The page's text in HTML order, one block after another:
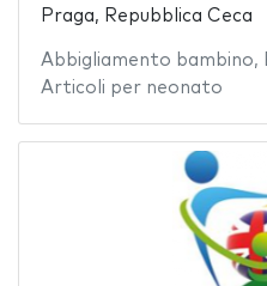
Praga, Repubblica Ceca
Abbigliamento bambino,
Articoli per neonato